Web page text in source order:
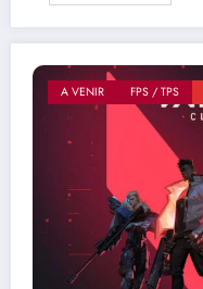
A VENIR FPS / TPS